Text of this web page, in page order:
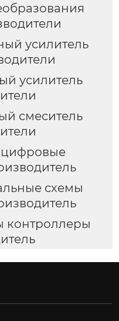
усилитель
усилитель
смеситель
схемы
контроллеры